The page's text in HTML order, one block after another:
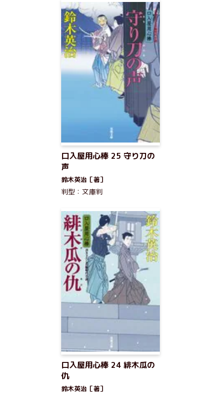
口入屋用心棒 25 守り刀の
声
鈴木英治［著］
判型：文庫判
口入屋用心棒 24 緋木瓜の
仇
鈴木英治［著］